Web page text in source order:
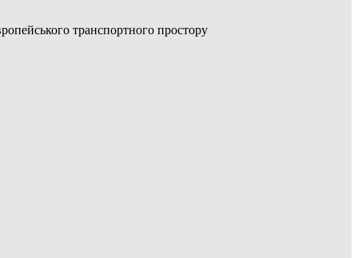
транспортного простору